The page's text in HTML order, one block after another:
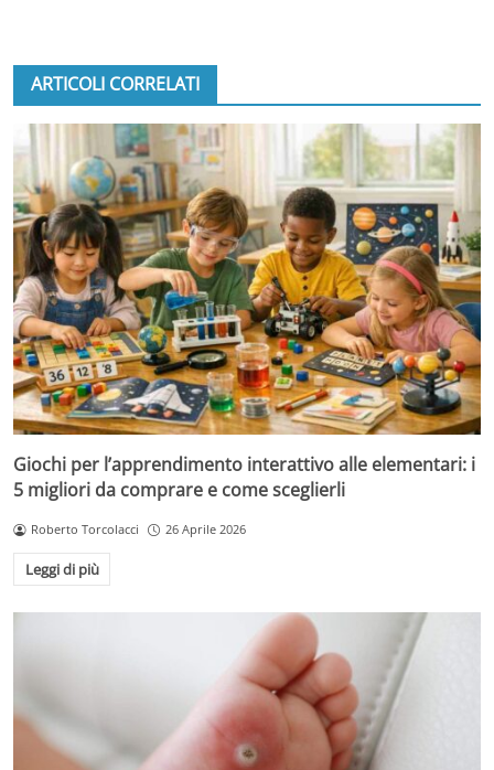
ARTICOLI CORRELATI
Giochi per l’apprendimento interattivo alle elementari: i
5 migliori da comprare e come sceglierli
Roberto Torcolacci 26 Aprile 2026
Leggi di più